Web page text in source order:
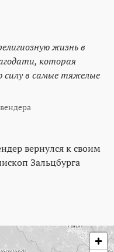
жизнь в
которая
в самые тяжелые
вернулся к своим
Зальцбурга